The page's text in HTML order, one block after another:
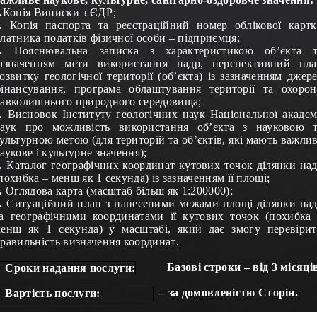
Копія Виписки з ЄДР;
Копія паспорта та реєстраційний номер облікової
податків фізичної особи – підприємця;
Пояснювальна записка з характеристикою об’єкта
мети використання надр, перспективний
геологічної території (об’єкта) із зазначенням
програма облаштування території та
природного середовища;
Висновок Інституту геологічних наук Національної
про можливість використання об’єкта з науковою
метою (для територій та об’єктів, які мають
і культурне значення);
Каталог географічних координат кутових точок ділянки
– менш як 1 секунда) із зазначенням її площі;
Оглядова карта (масштаб більш як 1:200000);
Ситуаційний план з нанесеними межами площі ділянки
географічними координатами її кутових точок (похибка
як 1 секунда) у масштабі, який дає змогу
визначення координат.
Сроки надання послуги: Базові строки – від 3
Вартість послуги: – за домовленістю Сторін.